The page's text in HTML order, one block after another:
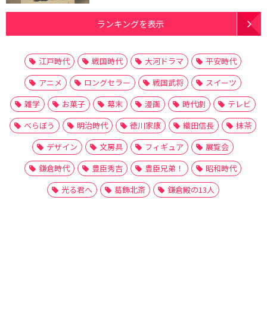
ランキングを表示
江戸時代 戦国時代 大河ドラマ
平安時代
アニメ
ロングセラー 戦国武将
スイーツ
雑学
お菓子 幕末 漫画 時代劇
テレビ
べらぼう
明治時代 徳川家康 織田信長
抹茶
デザイン
文房具 フィギュア
展覧会
鎌倉時代
豊臣秀吉 豊臣兄弟！
昭和時代
光る君へ
葛飾北斎 鎌倉殿の13人